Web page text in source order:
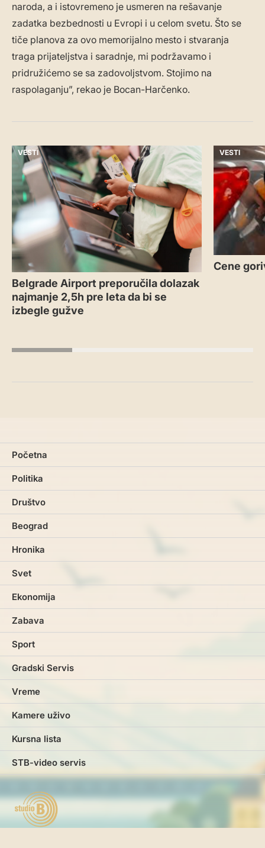
naroda, a i istovremeno je usmeren na rešavanje
zadatka bezbednosti u Evropi i u celom svetu. Što se
tiče planova za ovo memorijalno mesto i stvaranja
traga prijateljstva i saradnje, mi podržavamo i
pridružićemo se sa zadovoljstvom. Stojimo na
raspolaganju”, rekao je Bocan-Harčenko.
VESTI
Belgrade Airport preporučila dolazak
najmanje 2,5h pre leta da bi se
izbegle gužve
VESTI
Cene
Početna
Politika
Društvo
Beograd
Hronika
Svet
Ekonomija
Zabava
Sport
Gradski Servis
Vreme
Kamere uživo
Kursna lista
STB-video servis